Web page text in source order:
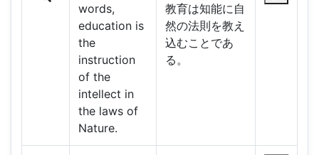
words,
education is
the
instruction
of the
intellect in
the laws of
Nature.
教育は知能に自
然の法則を教え
込むことであ
る。